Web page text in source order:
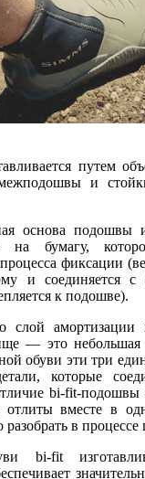
путем
и
основа подошвы
на бумагу,
фиксации
и соединяется с
к подошве).
амортизации
— это небольшая
обуви эти три
которые
bi-fit-подошвы
отлиты вместе в
в процессе
bi-fit